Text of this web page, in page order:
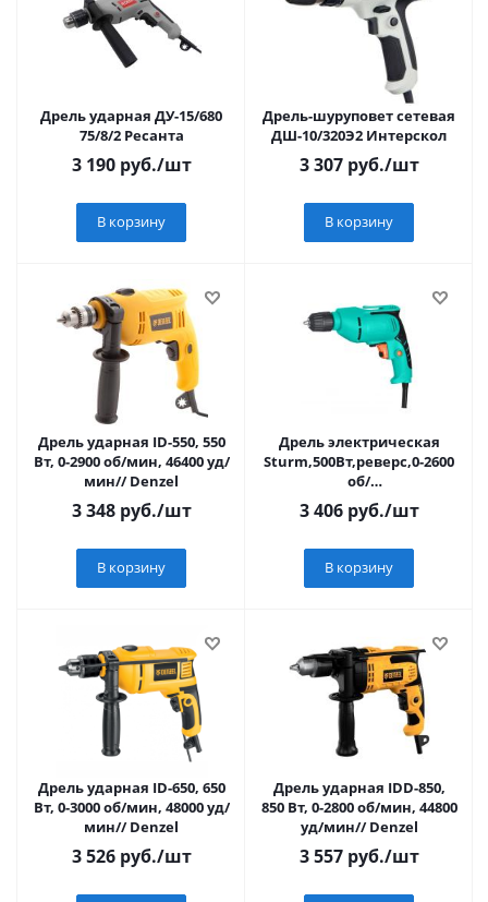
Дрель ударная ДУ-15/680
75/8/2 Ресанта
3 190руб./шт
В корзину
Дрель-шуруповет сетевая
ДШ-10/320Э2 Интерскол
3 307руб./шт
В корзину
Дрель ударная ID-550, 550
Вт, 0-2900 об/мин, 46400 уд/
мин// Denzel
3 348руб./шт
В корзину
Дрель электрическая
Sturm,500Вт,реверс,0-2600
об/
мин,быстрозажим,патрон
10мм
3 406руб./шт
В корзину
Дрель ударная ID-650, 650
Вт, 0-3000 об/мин, 48000 уд/
мин// Denzel
3 526руб./шт
Дрель ударная IDD-850,
850 Вт, 0-2800 об/мин, 44800
уд/мин// Denzel
3 557руб./шт